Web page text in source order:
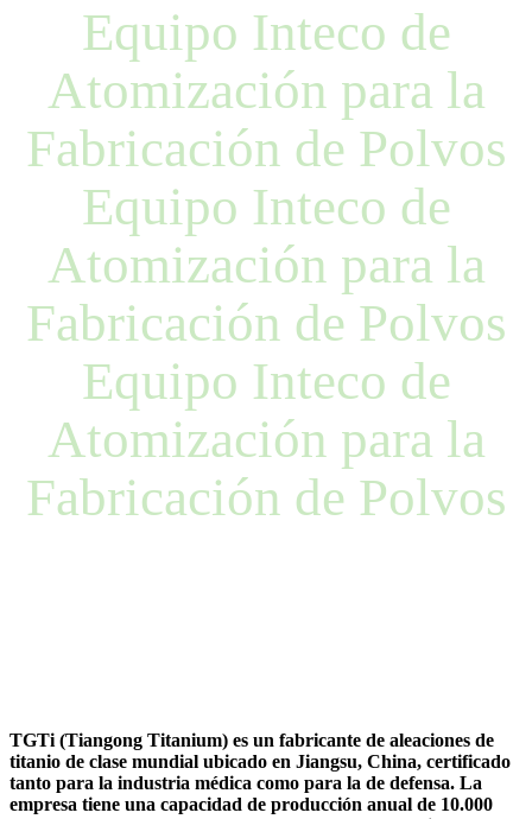
Equipo Inteco de
Atomización para la
Fabricación de Polvos
Equipo Inteco de
Atomización para la
Fabricación de Polvos
Equipo Inteco de
Atomización para la
Fabricación de Polvos
TGTi (Tiangong Titanium) es un fabricante de aleaciones de
titanio de clase mundial ubicado en Jiangsu, China, certificado
tanto para la industria médica como para la de defensa. La
empresa tiene una capacidad de producción anual de 10.000